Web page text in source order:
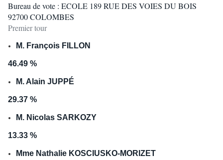
Bureau de vote : ECOLE 189 RUE DES VOIES DU BOIS
92700 COLOMBES
Premier tour
M. François FILLON
46.49 %
M. Alain JUPPÉ
29.37 %
M. Nicolas SARKOZY
13.33 %
Mme Nathalie KOSCIUSKO-MORIZET